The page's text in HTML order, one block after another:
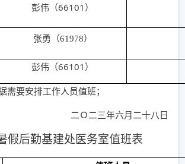
彭伟 （66101 ）
张勇 （61978）
彭伟 （66101 ）
需要安排工作人员值班；
二Ｏ二三年六月 二十八 日
假后勤基建处医务室值班表